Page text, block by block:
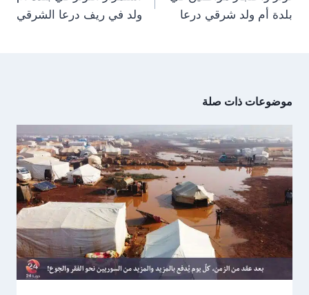
بلدة أم ولد شرقي درعا
ولد في ريف درعا الشرقي
موضوعات ذات صلة